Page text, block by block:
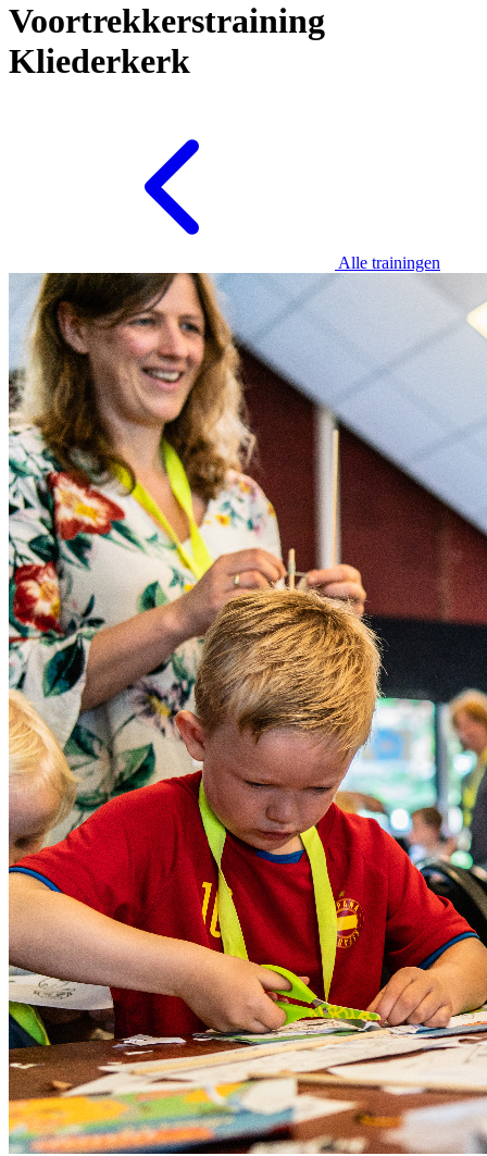
Voortrekkerstraining
Kliederkerk
Alle trainingen